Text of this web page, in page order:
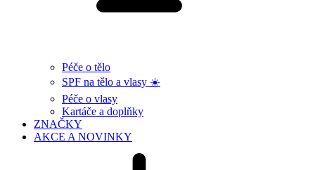
Péče o tělo
SPF na tělo a vlasy ☀️
Péče o vlasy
Kartáče a doplňky
ZNAČKY
AKCE A NOVINKY